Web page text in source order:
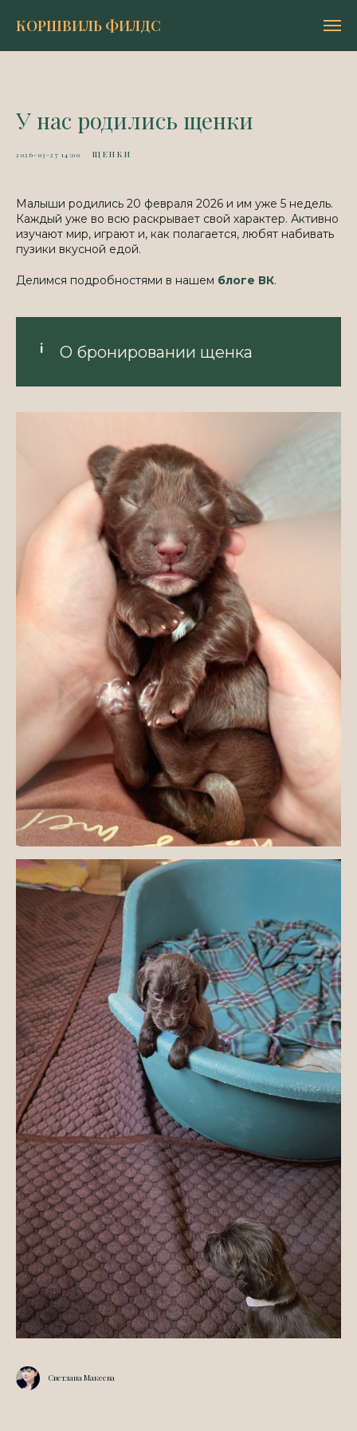
КОРШВИЛЬ ФИЛДС
У нас родились щенки
2026-03-27 14:00 ЩЕНКИ
Малыши родились 20 февраля 2026 и им уже 5 недель.
Каждый уже во всю раскрывает свой характер. Активно
изучают мир, играют и, как полагается, любят набивать
пузики вкусной едой.
Делимся подробностями в нашем блоге ВК.
О бронировании щенка
Светлана Макеева